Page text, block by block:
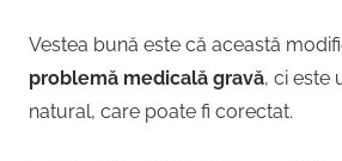
Vestea bună este că această
problemă medicală gravă, ci este
natural, care poate fi corectat.